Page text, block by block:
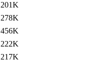
201K
278K
456K
222K
217K